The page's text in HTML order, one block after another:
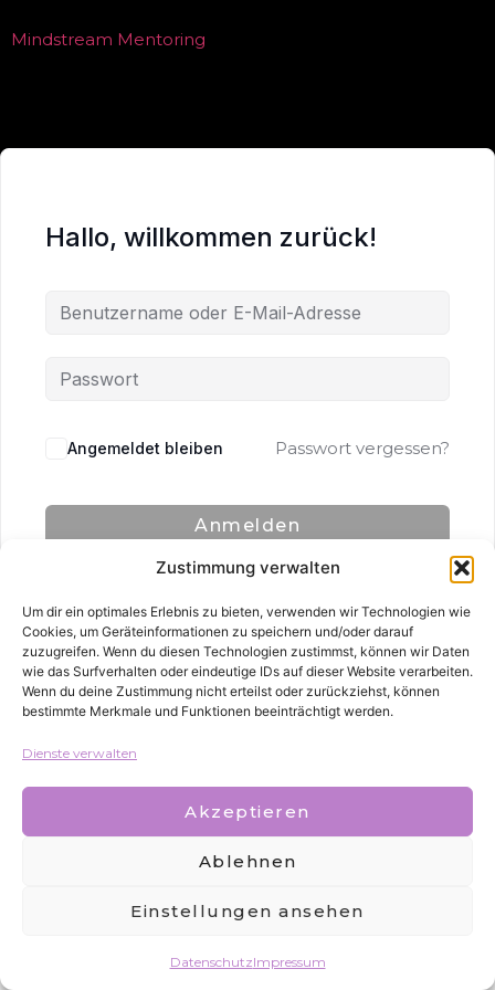
Zustimmung verwalten
Um dir ein optimales Erlebnis zu bieten, verwenden wir Technologien wie
Cookies, um Geräteinformationen zu speichern und/oder darauf
zuzugreifen. Wenn du diesen Technologien zustimmst, können wir Daten
wie das Surfverhalten oder eindeutige IDs auf dieser Website verarbeiten.
Wenn du deine Zustimmung nicht erteilst oder zurückziehst, können
bestimmte Merkmale und Funktionen beeinträchtigt werden.
Dienste verwalten
Akzeptieren
Ablehnen
Einstellungen ansehen
DatenschutzImpressum
Mindstream Mentoring
Hallo, willkommen zurück!
Angemeldet bleiben Passwort vergessen?
Anmelden
Alle Rechte vorbehalten